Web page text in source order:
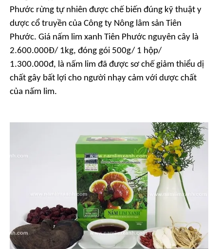
Phước rừng tự nhiên được chế biến đúng kỹ thuật y
dược cổ truyền của Công ty Nông lâm sản Tiên
Phước. Giá nấm lim xanh Tiên Phước nguyên cây là
2.600.000Đ/ 1kg, đóng gói 500g/ 1 hộp/
1.300.000đ, là nấm lim đã được sơ chế giảm thiểu dị
chất gây bất lợi cho người nhạy cảm với dược chất
của nấm lim.